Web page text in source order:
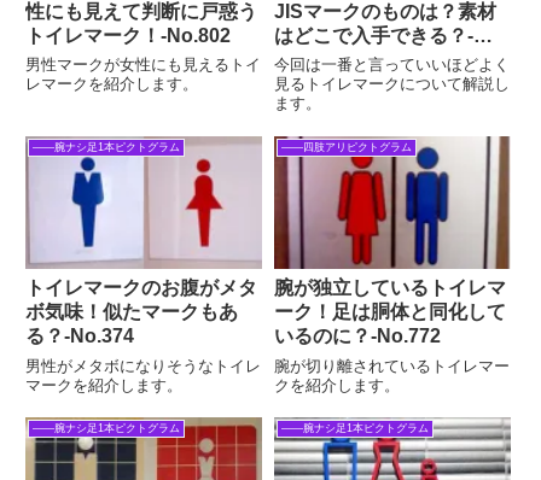
性にも見えて判断に戸惑う
トイレマーク！‐No.802
男性マークが女性にも見えるトイ
レマークを紹介します。
JISマークのものは？素材
はどこで入手できる？-
No.002
今回は一番と言っていいほどよく
見るトイレマークについて解説し
ます。
――腕ナシ足1本ピクトグラム
トイレマークのお腹がメタ
ボ気味！似たマークもあ
る？‐No.374
男性がメタボになりそうなトイレ
マークを紹介します。
――四肢アリピクトグラム
腕が独立しているトイレマ
ーク！足は胴体と同化して
いるのに？‐No.772
腕が切り離されているトイレマー
クを紹介します。
――腕ナシ足1本ピクトグラム ――腕ナシ足1本ピクトグラム